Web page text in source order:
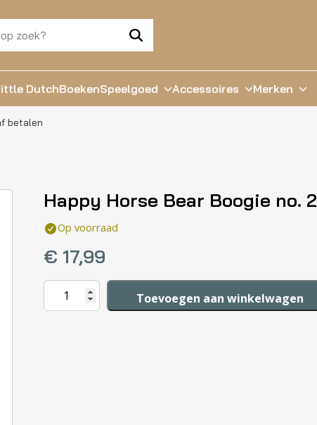
DutchBoekenSpeelgoed Accessoires Merken
betalen
Happy Horse Bear Boogie no. 2
Op voorraad
€ 17,99
Happy
Horse
Toevoegen aan winkelwagen